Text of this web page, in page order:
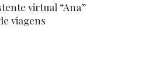
virtual “Ana”
viagens